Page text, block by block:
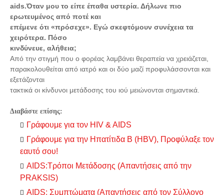
aids.Όταν μου το είπε έπαθα υστερία. Δήλωνε πιο
ερωτευμένος από ποτέ και
επέμενε ότι «πρόσεχε». Εγώ σκεφτόμουν συνέχεια τα
χειρότερα. Πόσο
κινδύνευε, αλήθεια;
Από την στιγμή που ο φορέας λαμβάνει θεραπεία να χρειάζεται,
παρακολουθείται από ιατρό και οι δύο μαζί προφυλάσσονται και
εξετάζονται
τακτικά οι κίνδυνοι μετάδοσης του ιού μειώνονται σημαντικά.
Διαβάστε επίσης:
Γράφουμε για τον HIV & AIDS
Γράφουμε για την Ηπατίτιδα Β (HBV), Προφύλαξε τον
εαυτό σου!
AIDS:Τρόποι Μετάδοσης (Απαντήσεις από την
PRAKSIS)
AIDS: Συμπτώματα (Απαντήσεις από τον Σύλλογο